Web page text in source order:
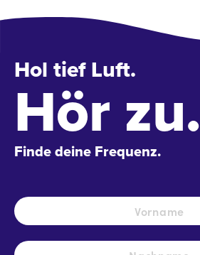
Hol tief Luft.
Hör zu.
Finde deine Frequenz.
Name *